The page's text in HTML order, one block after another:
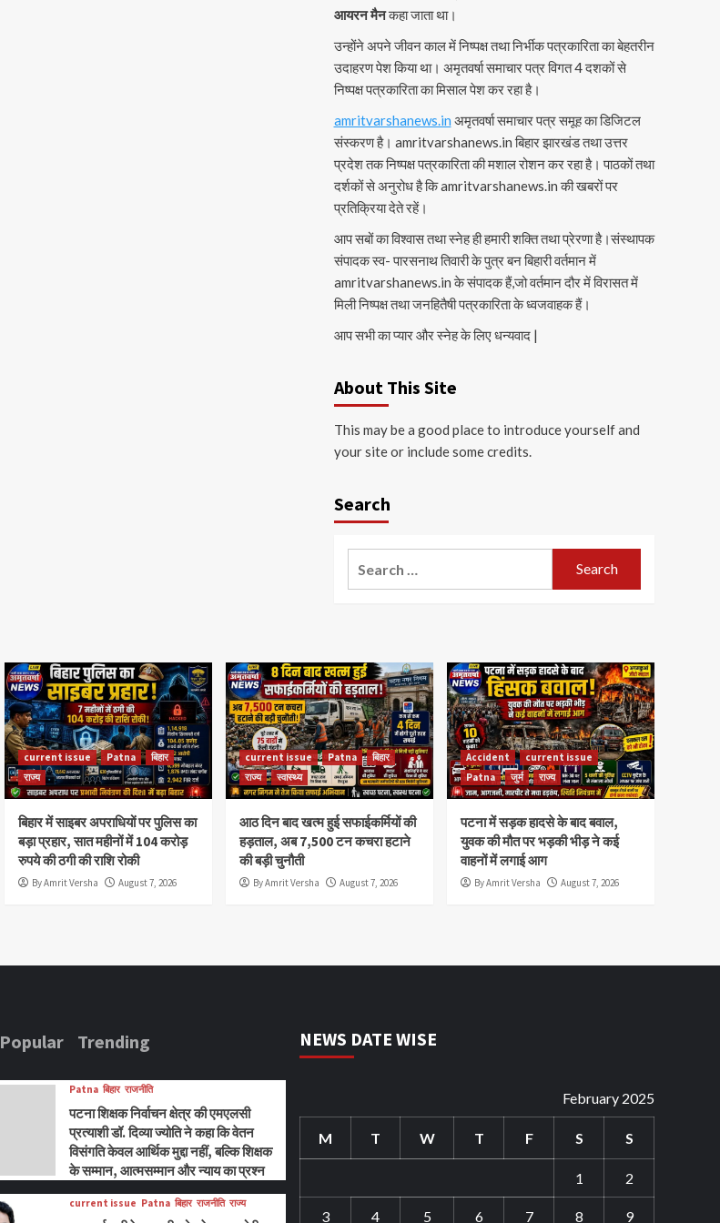
आयरन मैनकहा जाता था।
उन्होंने अपने जीवन काल में निष्पक्ष तथा निर्भीक पत्रकारिता का बेहतरीन
उदाहरण पेश किया था। अमृतवर्षा समाचार पत्र विगत 4 दशकों से
निष्पक्ष पत्रकारिता का मिसाल पेश कर रहा है।
amritvarshanews.in अमृतवर्षा समाचार पत्र समूह का डिजिटल
संस्करण है। amritvarshanews.in बिहार झारखंड तथा उत्तर
प्रदेश तक निष्पक्ष पत्रकारिता की मशाल रोशन कर रहा है। पाठकों तथा
दर्शकों से अनुरोध है कि amritvarshanews.in की खबरों पर
प्रतिक्रिया देते रहें।
आप सबों का विश्वास तथा स्नेह ही हमारी शक्ति तथा प्रेरणा है।संस्थापक
संपादक स्व- पारसनाथ तिवारी के पुत्र बन बिहारी वर्तमान में
amritvarshanews.in के संपादक हैं,जो वर्तमान दौर में विरासत में
मिली निष्पक्ष तथा जनहितैषी पत्रकारिता के ध्वजवाहक हैं।
आप सभी का प्यार और स्नेह के लिए धन्यवाद |
About This Site
This may be a good place to introduce yourself and
your site or include some credits.
Search
current issue Patna
बिहार
राज्य
बिहार में साइबर अपराधियों पर पुलिस का
बड़ा प्रहार, सात महीनों में 104 करोड़
रुपये की ठगी की राशि रोकी
By Amrit Versha August 7, 2026
current issue Patna
बिहार
राज्य
स्वास्थ्य
आठ दिन बाद खत्म हुई सफाईकर्मियों की
हड़ताल, अब 7,500 टन कचरा हटाने
की बड़ी चुनौती
By Amrit Versha August 7, 2026
Accident
current issue
Patna
जुर्म राज्य
पटना में सड़क हादसे के बाद बवाल,
युवक की मौत पर भड़की भीड़ ने कई
वाहनों में लगाई आग
By Amrit Versha August 7, 2026
Popular Trending
Patna बिहार राजनीति
पटना शिक्षक निर्वाचन क्षेत्र की एमएलसी
प्रत्याशी डॉ. दिव्या ज्योति ने कहा कि वेतन
विसंगति केवल आर्थिक मुद्दा नहीं, बल्कि शिक्षक
के सम्मान, आत्मसम्मान और न्याय का प्रश्न
current issue Patna बिहार राजनीति राज्य
NEWS DATE WISE
February 2025
M T W T F S S
1 2
3 4 5 6 7 8 9